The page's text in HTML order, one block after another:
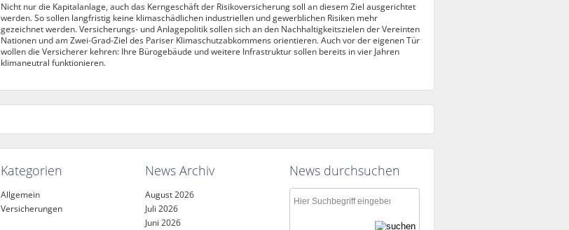
Nicht nur die Kapitalanlage, auch das Kerngeschäft der Risikoversicherung soll an diesem Ziel ausgerichtet
werden. So sollen langfristig keine klimaschädlichen industriellen und gewerblichen Risiken mehr
gezeichnet werden. Versicherungs- und Anlagepolitik sollen sich an den Nachhaltigkeitszielen der Vereinten
Nationen und am Zwei-Grad-Ziel des Pariser Klimaschutzabkommens orientieren. Auch vor der eigenen Tür
wollen die Versicherer kehren: Ihre Bürogebäude und weitere Infrastruktur sollen bereits in vier Jahren
klimaneutral funktionieren.
Kategorien
Allgemein
Versicherungen
News Archiv
August 2026
Juli 2026
Juni 2026
News durchsuchen